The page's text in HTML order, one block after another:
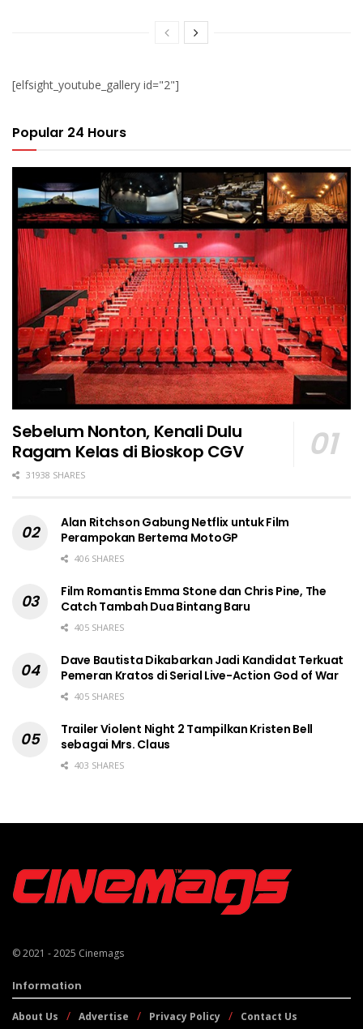
[elfsight_youtube_gallery id="2"]
Popular 24 Hours
Sebelum Nonton, Kenali Dulu
Ragam Kelas di Bioskop CGV
31938 SHARES
Alan Ritchson Gabung Netflix untuk Film
Perampokan Bertema MotoGP
406 SHARES
Film Romantis Emma Stone dan Chris Pine, The
Catch Tambah Dua Bintang Baru
405 SHARES
Dave Bautista Dikabarkan Jadi Kandidat Terkuat
Pemeran Kratos di Serial Live-Action God of War
405 SHARES
Trailer Violent Night 2 Tampilkan Kristen Bell
sebagai Mrs. Claus
403 SHARES
© 2021 - 2025 Cinemags
Information
About Us Advertise Privacy Policy Contact Us